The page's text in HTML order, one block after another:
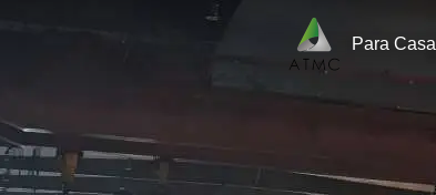
Para Casa